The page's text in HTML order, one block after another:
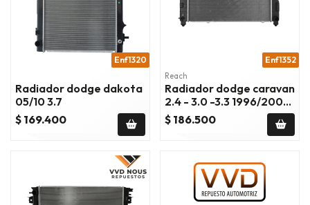
Enf1320
Radiador dodge dakota
05/10 3.7
$ 169.400
Enf1352
Reach
Radiador dodge caravan
2.4 - 3.0 -3.3 1996/2000
enf1352
$ 186.500